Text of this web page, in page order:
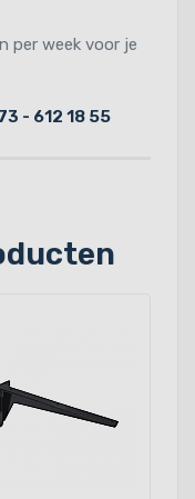
per week voor je
- 612 18 55